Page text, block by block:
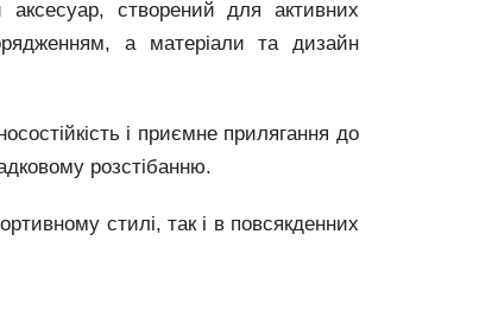
створений для активних
а матеріали та дизайн
і приємне прилягання до
розстібанню.
стилі, так і в повсякденних